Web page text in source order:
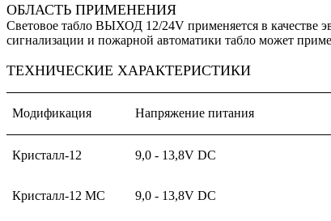
ОБЛАСТЬ ПРИМЕНЕНИЯ
Световое табло ВЫХОД 12/24V применяется в качестве
сигнализации и пожарной автоматики табло может
ТЕХНИЧЕСКИЕ ХАРАКТЕРИСТИКИ
Модификация Напряжение питания
Кристалл-12 9,0 - 13,8V DC
Кристалл-12 МС 9,0 - 13,8V DC